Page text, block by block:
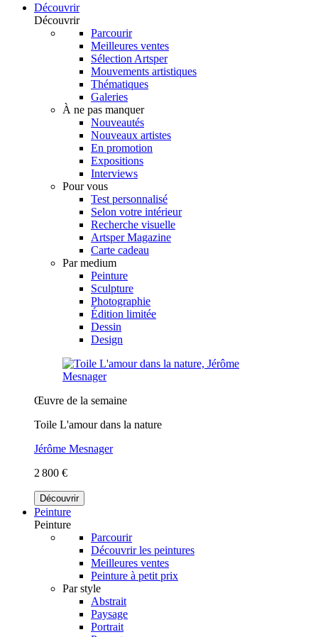
Découvrir
Découvrir
Parcourir
Meilleures ventes
Sélection Artsper
Mouvements artistiques
Thématiques
Galeries
À ne pas manquer
Nouveautés
Nouveaux artistes
En promotion
Expositions
Interviews
Pour vous
Test personnalisé
Selon votre intérieur
Recherche visuelle
Artsper Magazine
Carte cadeau
Par medium
Peinture
Sculpture
Photographie
Édition limitée
Dessin
Design
Œuvre de la semaine
Toile L'amour dans la nature
Jérôme Mesnager
2 800 €
Découvrir
Peinture
Peinture
Parcourir
Découvrir les peintures
Meilleures ventes
Peinture à petit prix
Par style
Abstrait
Paysage
Portrait